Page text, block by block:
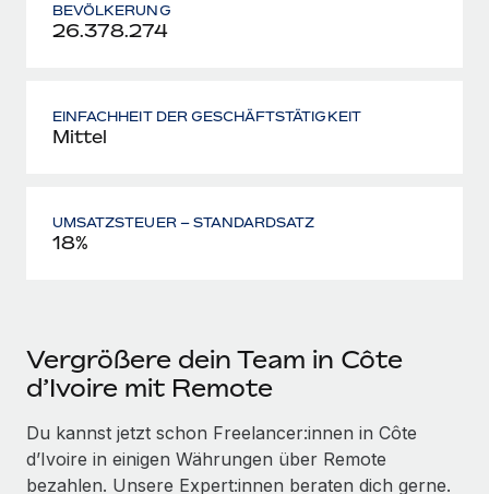
BEVÖLKERUNG
26.378.274
EINFACHHEIT DER GESCHÄFTSTÄTIGKEIT
Mittel
UMSATZSTEUER – STANDARDSATZ
18%
Vergrößere dein Team in Côte
d’Ivoire mit Remote
Du kannst jetzt schon Freelancer:innen in Côte
d’Ivoire in einigen Währungen über Remote
bezahlen. Unsere Expert:innen beraten dich gerne.